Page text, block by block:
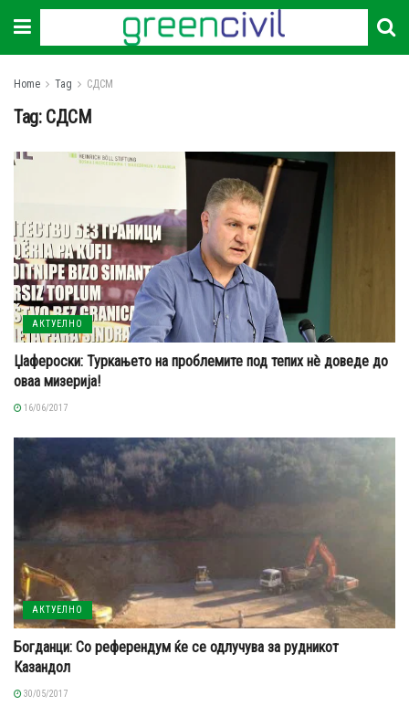
Home Tag СДСМ
Tag: СДСМ
АКТУЕЛНО
Џафероски: Туркањето на проблемите под тепих нè доведе до
оваа мизерија!
16/06/2017
АКТУЕЛНО
Богданци: Со референдум ќе се одлучува за рудникот
Казандол
30/05/2017